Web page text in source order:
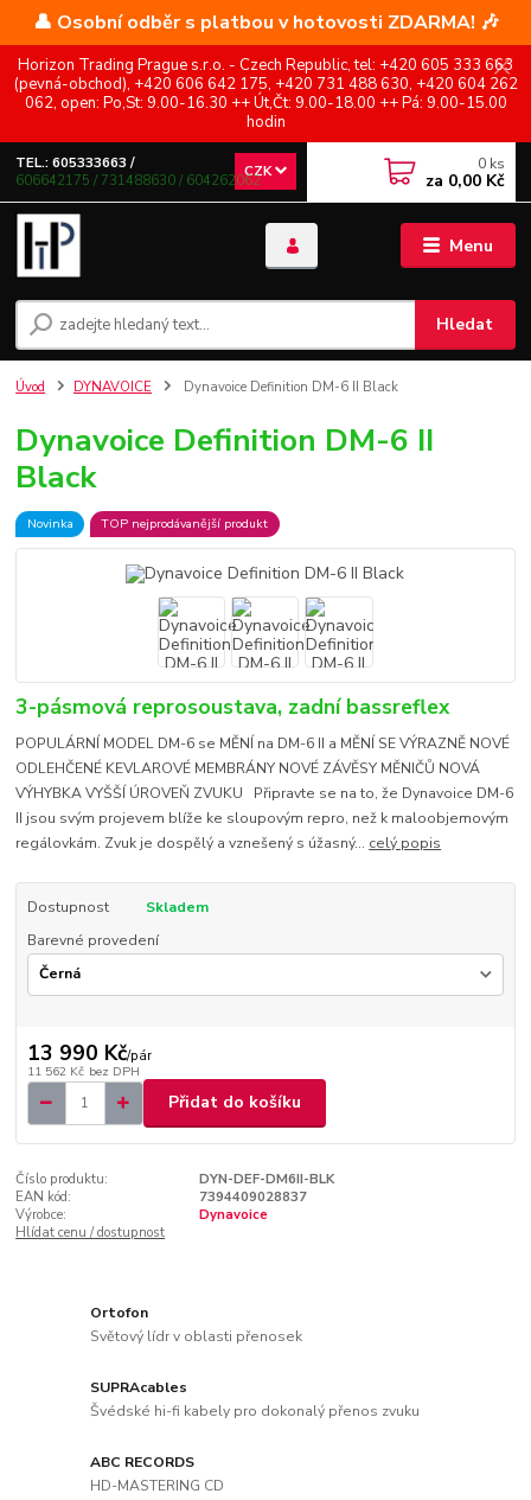
👤 Osobní odběr s platbou v hotovosti ZDARMA! 🎶
Horizon Trading Prague s.r.o. - Czech Republic, tel: +420 605 333 663
(pevná-obchod), +420 606 642 175, +420 731 488 630, +420 604 262
062, open: Po,St: 9.00-16.30 ++ Út,Čt: 9.00-18.00 ++ Pá: 9.00-15.00
hodin
Menu
CZK
Hledat
TEL.: 605333663 /
606642175 / 731488630 / 604262062
0 ks
za 0,00 Kč
Úvod DYNAVOICE Dynavoice Definition DM-6 II Black
Dynavoice Definition DM-6 II
Black
Novinka TOP nejprodávanější produkt
3-pásmová reprosoustava, zadní bassreflex
POPULÁRNÍ MODEL DM-6 se MĚNÍ na DM-6 II a MĚNÍ SE VÝRAZNĚ NOVÉ
ODLEHČENÉ KEVLAROVÉ MEMBRÁNY NOVÉ ZÁVĚSY MĚNIČŮ NOVÁ
VÝHYBKA VYŠŠÍ ÚROVEŇ ZVUKU Připravte se na to, že Dynavoice DM-6
II jsou svým projevem blíže ke sloupovým repro, než k maloobjemovým
regálovkám. Zvuk je dospělý a vznešený s úžasný... celý popis
Dostupnost
Skladem
Barevné provedení
13 990 Kč/pár
11 562 Kč bez DPH
Přidat do košíku
Číslo produktu:
DYN-DEF-DM6II-BLK
EAN kód:
7394409028837
Výrobce:
Dynavoice
Hlídat cenu / dostupnost
Ortofon
Světový lídr v oblasti přenosek
SUPRAcables
Švédské hi-fi kabely pro dokonalý přenos zvuku
ABC RECORDS
HD-MASTERING CD